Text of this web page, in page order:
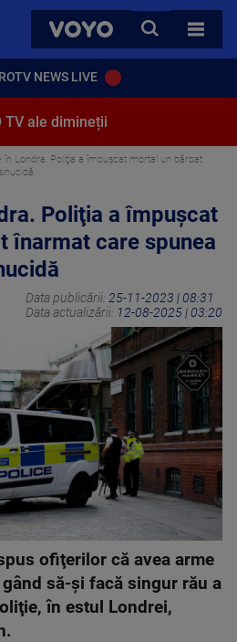
VOYO
CAUTA
TOATE
NEWS LIVE
TV ale dimineții
în Londra. Poliţia a împuşcat mortal un bărbat
Poliţia a împuşcat
înarmat care spunea
Data publicării: 25-11-2023 | 08:31
Data actualizării: 12-08-2025 | 03:20
ofiţerilor că avea arme
să-şi facă singur rău a
în estul Londrei,